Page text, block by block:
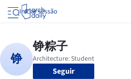
Iniciar sessão
Seguir